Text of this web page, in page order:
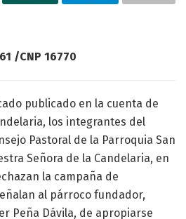
/CNP 16770
publicado en la cuenta de
los integrantes del
Pastoral de la Parroquia San
Señora de la Candelaria, en
la campaña de
al párroco fundador,
Peña Dávila, de apropiarse